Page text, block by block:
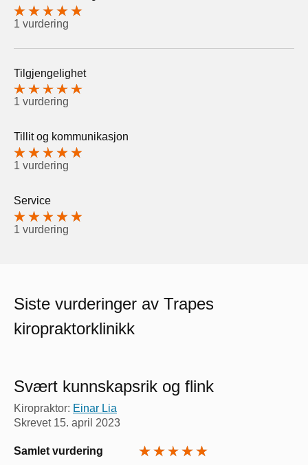
1 vurdering
Tilgjengelighet
1 vurdering
Tillit og kommunikasjon
1 vurdering
Service
1 vurdering
Siste vurderinger av Trapes
kiropraktorklinikk
Svært kunnskapsrik og flink
Kiropraktor: Einar Lia
Skrevet 15. april 2023
Samlet vurdering